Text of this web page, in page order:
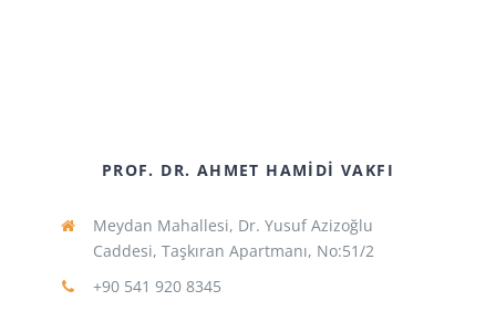
PROF. DR. AHMET HAMIDI VAKFI
Meydan Mahallesi, Dr. Yusuf Azizoğlu
Caddesi, Taşkıran Apartmanı, No:51/2
+90 541 920 8345